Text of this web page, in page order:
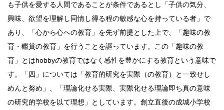
も子供を愛する人間であることが条件であるとし「子供の気分、
興味、欲望を理解し同情し得る程の敏感な心を持っている者」で
あり、「心から心への教育」を先ず前提とした上で、「趣味の教
育・鑑賞の教育」を行うことを謳っています。この「趣味の教
育」とはhobbyの教育ではなく感性を豊かにする教育という意味で
す。「四」については「教育的研究を実際（の教育）と一致せし
めんと努め」、「理論化せる実際、実際化せる理論即ち真の意味
の研究的学校を以て理想」としています。創立直後の成城小学校